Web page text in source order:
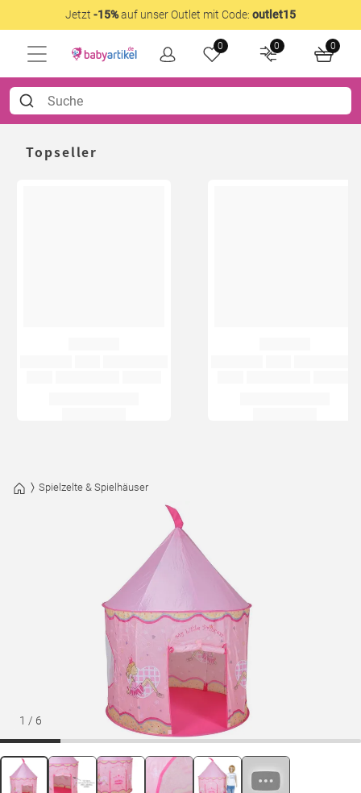
Jetzt -15%auf unser Outlet mit Code: outlet15
0 0 0
Topseller
Spielzelte & Spielhäuser
1 / 6